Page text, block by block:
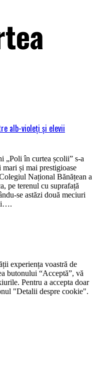
alb-violeți și elevii
„Poli în curtea școlii” s-a
mari și mai prestigioase
Național Bănățean a
pe terenul cu suprafață
se astăzi două meciuri
experiența voastră de
butonului “Acceptă”, vă
Pentru a accepta doar
"Detalii despre cookie".